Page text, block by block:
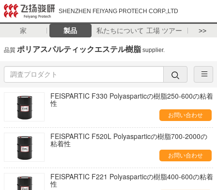
SHENZHEN FEIYANG PROTECH CORP.,LTD
家 製品 私たちについて 工場 ツアー >>
品質 ポリアスパルティックエステル樹脂 supplier.
FEISPARTIC F330 Polyasparticの樹脂250-600の粘着
性
お問い合わせ
FEISPARTIC F520L Polyasparticの樹脂700-2000の
粘着性
お問い合わせ
FEISPARTIC F221 Polyasparticの樹脂400-600の粘着
性